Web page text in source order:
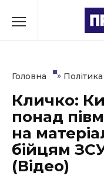
до
Культура
Освіта
Події
Головна » Політика
Кличко:
понад
на
бійцям ЗСУ
(Відео)